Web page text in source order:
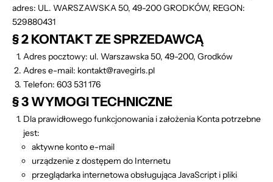
adres: UL. WARSZAWSKA 50, 49-200 GRODKÓW, REGON:
529880431
§ 2 KONTAKT ZE SPRZEDAWCĄ
Adres pocztowy: ul. Warszawska 50, 49-200, Grodków
Adres e-mail: kontakt@ravegirls.pl
Telefon: 603 531 176
§ 3 WYMOGI TECHNICZNE
Dla prawidłowego funkcjonowania i założenia Konta potrzebne
jest:
aktywne konto e-mail
urządzenie z dostępem do Internetu
przeglądarka internetowa obsługująca JavaScript i pliki